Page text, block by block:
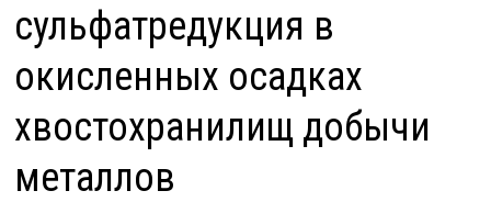
сульфатредукция в
окисленных осадках
хвостохранилищ добычи
металлов